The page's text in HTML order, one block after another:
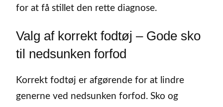
for at få stillet den rette diagnose.
Valg af korrekt fodtøj – Gode sko
til nedsunken forfod
Korrekt fodtøj er afgørende for at lindre
generne ved nedsunken forfod. Sko og